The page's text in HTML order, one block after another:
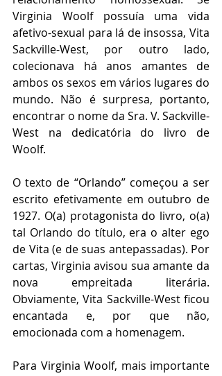
Virginia Woolf possuía uma vida
afetivo-sexual para lá de insossa, Vita
Sackville-West, por outro lado,
colecionava há anos amantes de
ambos os sexos em vários lugares do
mundo. Não é surpresa, portanto,
encontrar o nome da Sra. V. Sackville-
West na dedicatória do livro de
Woolf.
O texto de “Orlando” começou a ser
escrito efetivamente em outubro de
1927. O(a) protagonista do livro, o(a)
tal Orlando do título, era o alter ego
de Vita (e de suas antepassadas). Por
cartas, Virginia avisou sua amante da
nova empreitada literária.
Obviamente, Vita Sackville-West ficou
encantada e, por que não,
emocionada com a homenagem.
Para Virginia Woolf, mais importante